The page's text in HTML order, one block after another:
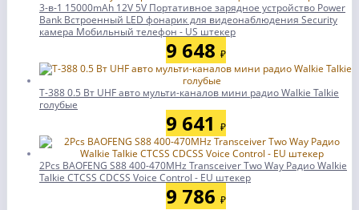
3-в-1 15000mAh 12V 5V Портативное зарядное устройство Power
Bank Встроенный LED фонарик для видеонаблюдения Security
камера Мобильный телефон - US штекер
9 648 ₽
T-388 0.5 Вт UHF авто мульти-каналов мини радио Walkie Talkie
голубые
9 641 ₽
2Pcs BAOFENG S88 400-470MHz Transceiver Two Way Радио Walkie
Talkie CTCSS CDCSS Voice Control - EU штекер
9 786 ₽